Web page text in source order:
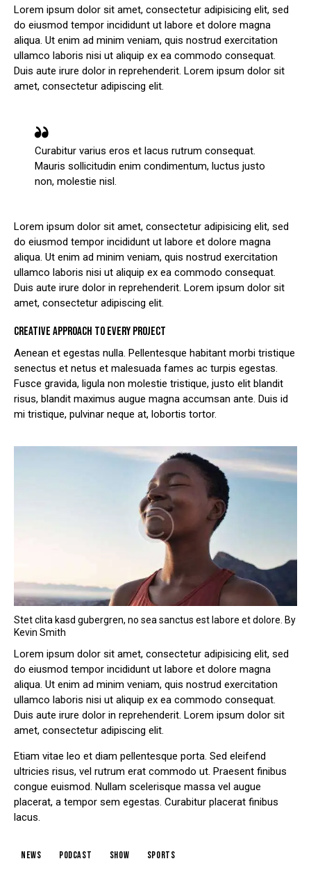
Lorem ipsum dolor sit amet, consectetur adipisicing elit, sed
do eiusmod tempor incididunt ut labore et dolore magna
aliqua. Ut enim ad minim veniam, quis nostrud exercitation
ullamco laboris nisi ut aliquip ex ea commodo consequat.
Duis aute irure dolor in reprehenderit. Lorem ipsum dolor sit
amet, consectetur adipiscing elit.
Curabitur varius eros et lacus rutrum consequat.
Mauris sollicitudin enim condimentum, luctus justo
non, molestie nisl.
Lorem ipsum dolor sit amet, consectetur adipisicing elit, sed
do eiusmod tempor incididunt ut labore et dolore magna
aliqua. Ut enim ad minim veniam, quis nostrud exercitation
ullamco laboris nisi ut aliquip ex ea commodo consequat.
Duis aute irure dolor in reprehenderit. Lorem ipsum dolor sit
amet, consectetur adipiscing elit.
CREATIVE APPROACH TO EVERY PROJECT
Aenean et egestas nulla. Pellentesque habitant morbi tristique
senectus et netus et malesuada fames ac turpis egestas.
Fusce gravida, ligula non molestie tristique, justo elit blandit
risus, blandit maximus augue magna accumsan ante. Duis id
mi tristique, pulvinar neque at, lobortis tortor.
Stet clita kasd gubergren, no sea sanctus est labore et dolore. By
Kevin Smith
Lorem ipsum dolor sit amet, consectetur adipisicing elit, sed
do eiusmod tempor incididunt ut labore et dolore magna
aliqua. Ut enim ad minim veniam, quis nostrud exercitation
ullamco laboris nisi ut aliquip ex ea commodo consequat.
Duis aute irure dolor in reprehenderit. Lorem ipsum dolor sit
amet, consectetur adipiscing elit.
Etiam vitae leo et diam pellentesque porta. Sed eleifend
ultricies risus, vel rutrum erat commodo ut. Praesent finibus
congue euismod. Nullam scelerisque massa vel augue
placerat, a tempor sem egestas. Curabitur placerat finibus
lacus.
news podcast show sports